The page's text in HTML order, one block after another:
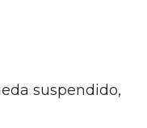
suspendido,